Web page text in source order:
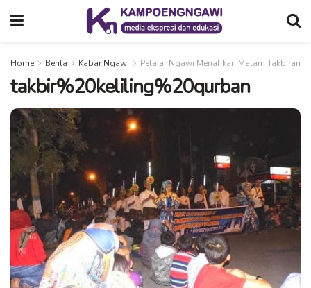
Home Berita Kabar Ngawi Pelajar Ngawi Meriahkan Malam Takbiran
takbir%20keliling%20qurban